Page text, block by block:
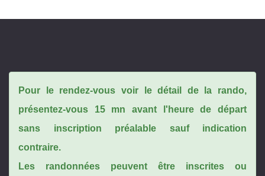
Pour le rendez-vous voir le détail de la rando,
présentez-vous 15 mn avant l'heure de départ
sans inscription préalable sauf indication
contraire.
Les randonnées peuvent être inscrites ou